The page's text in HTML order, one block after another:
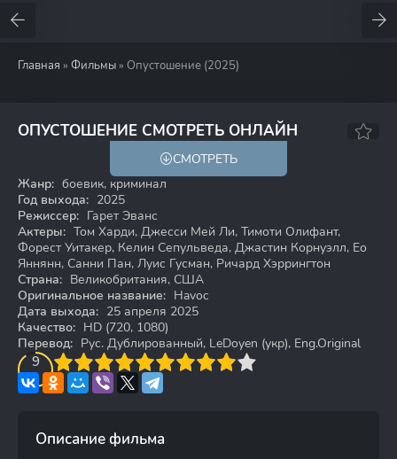
Главная » Фильмы » Опустошение (2025)
ОПУСТОШЕНИЕ СМОТРЕТЬ ОНЛАЙН
6.0 5.6
СМОТРЕТЬ
Жанр: боевик, криминал
Год выхода: 2025
Режиссер: Гарет Эванс
Актеры: Том Харди, Джесси Мей Ли, Тимоти Олифант,
Форест Уитакер, Келин Сепульведа, Джастин Корнуэлл, Ео
Яннянн, Санни Пан, Луис Гусман, Ричард Хэррингтон
Страна: Великобритания, США
Оригинальное название: Havoc
Дата выхода: 25 апреля 2025
Качество: HD (720, 1080)
Перевод: Рус. Дублированный, LeDoyen (укр), Eng.Original
9
4 5 6 7 8 9 10
Описание фильма